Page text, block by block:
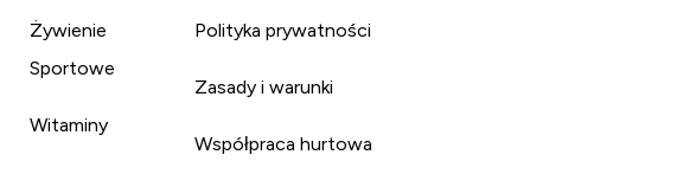
Żywienie
Sportowe
Witaminy
Polityka prywatności
Zasady i warunki
Współpraca hurtowa